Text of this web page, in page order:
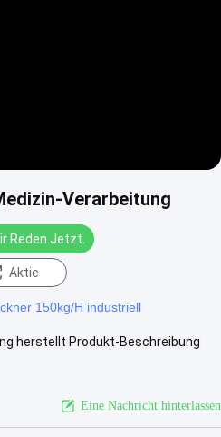
Verarbeitung
Reden Jetzt.
Aktie
150kg/H industriell
herstellt Produkt-Beschreibung
Eine Nachricht hinterlassen